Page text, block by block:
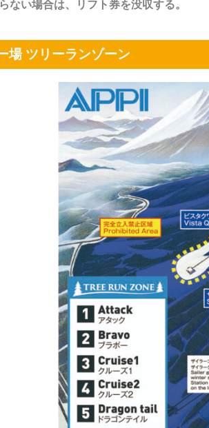
ない場合は、リフト券を没収する。
場 ツリーランゾーン